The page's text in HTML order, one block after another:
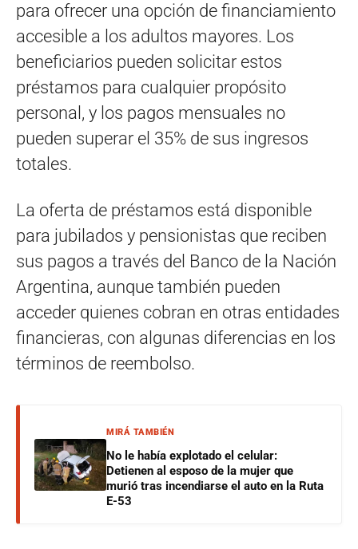
para ofrecer una opción de financiamiento
accesible a los adultos mayores. Los
beneficiarios pueden solicitar estos
préstamos para cualquier propósito
personal, y los pagos mensuales no
pueden superar el 35% de sus ingresos
totales.
La oferta de préstamos está disponible
para jubilados y pensionistas que reciben
sus pagos a través del Banco de la Nación
Argentina, aunque también pueden
acceder quienes cobran en otras entidades
financieras, con algunas diferencias en los
términos de reembolso.
MIRÁ TAMBIÉN
No le había explotado el celular:
Detienen al esposo de la mujer que
murió tras incendiarse el auto en la Ruta
E-53